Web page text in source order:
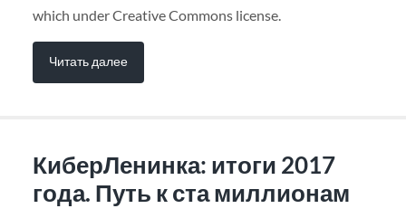
which under Creative Commons license.
Читать далее
КиберЛенинка: итоги 2017
года. Путь к ста миллионам